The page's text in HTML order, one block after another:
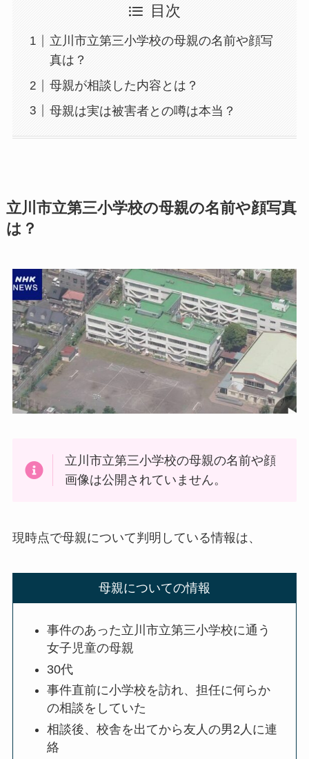
目次
立川市立第三小学校の母親の名前や顔写
真は？
母親が相談した内容とは？
母親は実は被害者との噂は本当？
立川市立第三小学校の母親の名前や顔写真
は？
立川市立第三小学校の母親の名前や顔
画像は公開されていません。
現時点で母親について判明している情報は、
母親についての情報
事件のあった立川市立第三小学校に通う
女子児童の母親
30代
事件直前に小学校を訪れ、担任に何らか
の相談をしていた
相談後、校舎を出てから友人の男2人に連
絡